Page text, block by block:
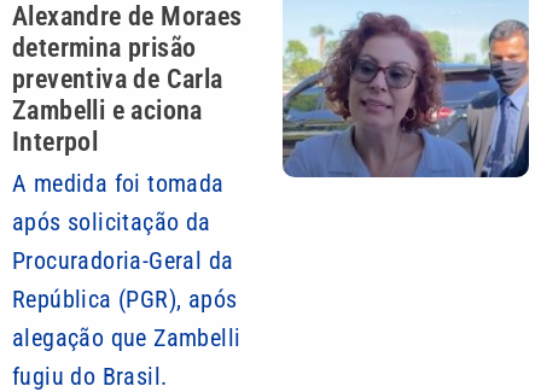
Alexandre de Moraes
determina prisão
preventiva de Carla
Zambelli e aciona
Interpol
A medida foi tomada
após solicitação da
Procuradoria-Geral da
República (PGR), após
alegação que Zambelli
fugiu do Brasil.